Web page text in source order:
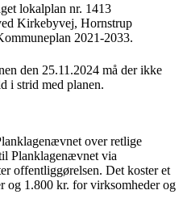
lokalplan nr. 1413
Kirkebyvej, Hornstrup
2021-2033.
den 25.11.2024 må der ikke
i strid med planen.
over retlige
Planklagenævnet via
offentliggørelsen. Det koster et
og 1.800 kr. for virksomheder og